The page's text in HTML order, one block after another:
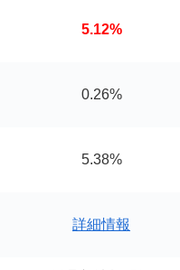
5.12%
0.26%
5.38%
詳細情報